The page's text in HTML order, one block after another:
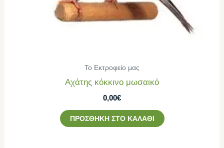
Το Εκτροφείο μας
Αχάτης κόκκινο μωσαικό
0,00€
ΠΡΟΣΘΉΚΗ ΣΤΟ ΚΑΛΆΘΙ